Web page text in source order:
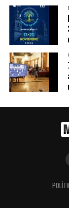
Órganos
Raúl Morón
29 noviembre,
En "Seguridad"
El senador Raúl
convoca a
30 noviembre,